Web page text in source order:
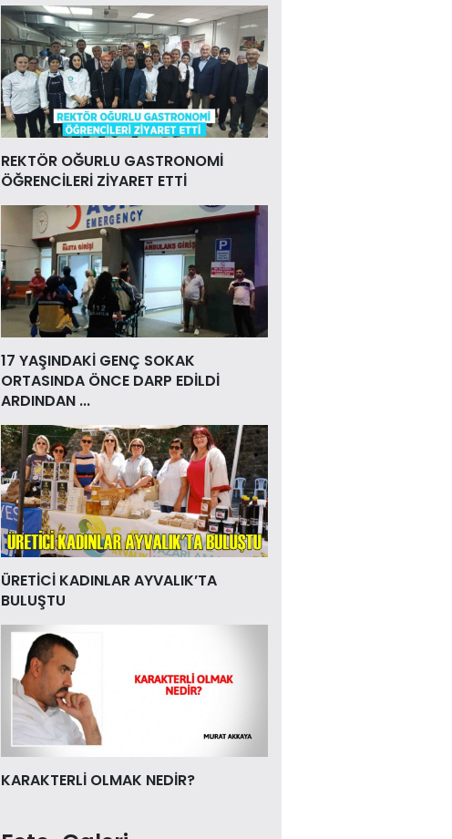
REKTÖR OĞURLU GASTRONOMİ
ÖĞRENCİLERİ ZİYARET ETTİ
17 YAŞINDAKİ GENÇ SOKAK
ORTASINDA ÖNCE DARP EDİLDİ
ARDINDAN ...
ÜRETİCİ KADINLAR AYVALIK’TA
BULUŞTU
KARAKTERLİ OLMAK NEDİR?